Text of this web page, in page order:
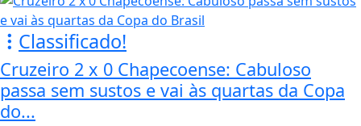
Classificado!
Cruzeiro 2 x 0 Chapecoense: Cabuloso
passa sem sustos e vai às quartas da Copa
do...